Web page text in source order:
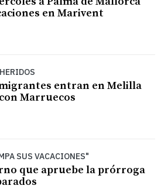
en Marivent
entran en Melilla
Marruecos
SUS VACACIONES"
que apruebe la prórroga